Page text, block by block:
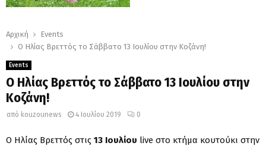
Αρχική
Events
Ο Ηλίας Βρεττός το Σάββατο 13 Ιουλίου στην Κοζάνη!
Events
Ο Ηλίας Βρεττός το Σάββατο 13 Ιουλίου στην
Κοζάνη!
από kouzounews 4 Ιουλίου 2019 0
Ο Ηλίας Βρεττός στις 13 Ιουλίου live στο κτήμα κουτούκι στην